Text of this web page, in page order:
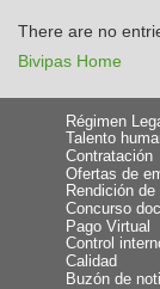
There are no
Bivipas Home
Régimen
Talento
Contratación
Ofertas de
Rendición
Concurso
Pago Virtual
Control
Calidad
Buzón de